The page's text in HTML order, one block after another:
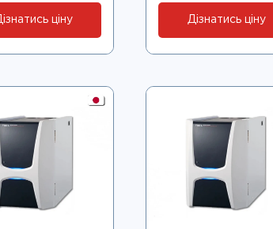
ціну Дізнатись ціну